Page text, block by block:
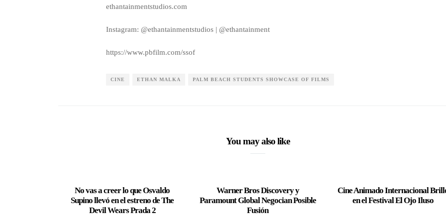
ethantainmentstudios.com
Instagram: @ethantainmentstudios | @ethantainment
https://www.pbfilm.com/ssof
CINE ETHAN MALKA PALM BEACH STUDENTS SHOWCASE OF FILMS
You may also like
No vas a creer lo que Osvaldo
Supino llevó en el estreno de The
Devil Wears Prada 2
Warner Bros Discovery y
Paramount Global Negocian Posible
Fusión
Cine Animado Internacional
en el Festival El Ojo Iluso